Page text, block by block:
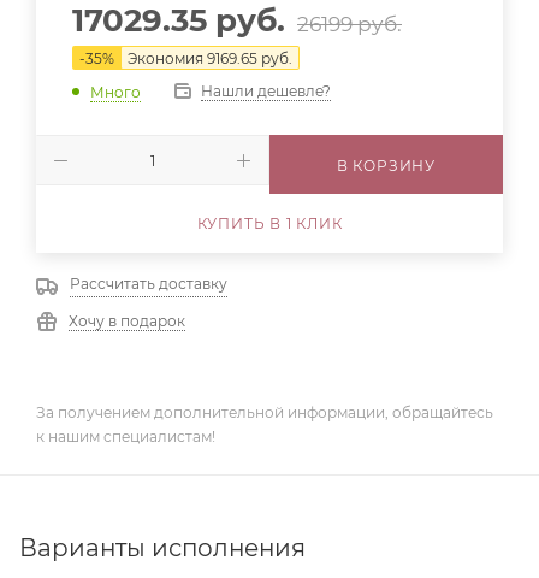
17029.35 руб. 26199руб.
-35% Экономия 9169.65 руб.
Много
Нашли дешевле?
В КОРЗИНУ
КУПИТЬ В 1 КЛИК
Рассчитать доставку
Хочу в подарок
За получением дополнительной информации, обращайтесь
к нашим специалистам!
Варианты исполнения